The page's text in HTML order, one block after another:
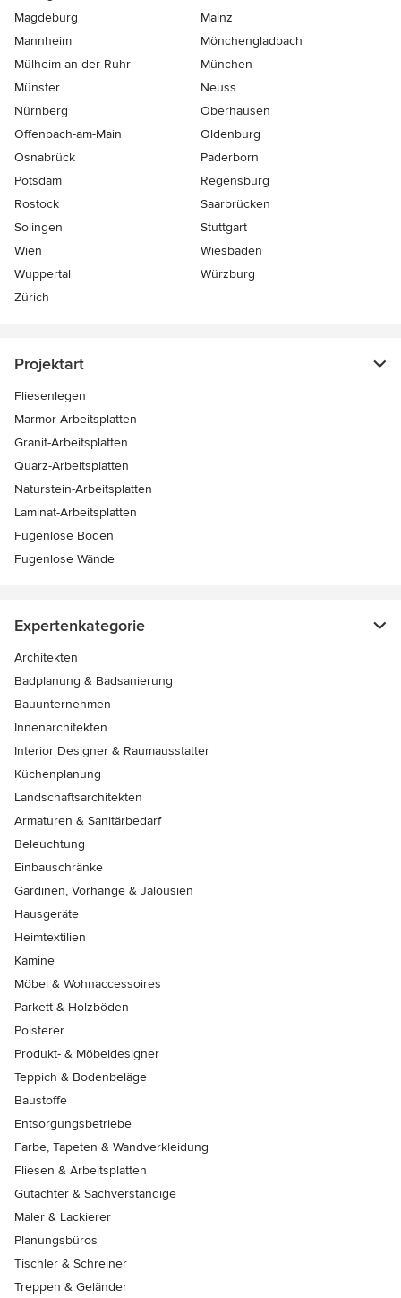
Magdeburg
Mainz
Mannheim
Mönchen­gladbach
Mülheim-an-der-Ruhr
München
Münster
Neuss
Nürnberg
Oberhausen
Offenbach-am-Main
Oldenburg
Osnabrück
Paderborn
Potsdam
Regensburg
Rostock
Saarbrücken
Solingen
Stuttgart
Wien
Wiesbaden
Wuppertal
Würzburg
Zürich
Projektart
Fliesenlegen
Marmor-Arbeitsplatten
Granit-Arbeitsplatten
Quarz-Arbeitsplatten
Naturstein-Arbeitsplatten
Laminat-Arbeitsplatten
Fugenlose Böden
Fugenlose Wände
Expertenkategorie
Architekten
Badplanung & Badsanierung
Bauunternehmen
Innenarchitekten
Interior Designer & Raumausstatter
Küchenplanung
Landschaftsarchitekten
Armaturen & Sanitärbedarf
Beleuchtung
Einbauschränke
Gardinen, Vorhänge & Jalousien
Hausgeräte
Heimtextilien
Kamine
Möbel & Wohnaccessoires
Parkett & Holzböden
Polsterer
Produkt- & Möbeldesigner
Teppich & Bodenbeläge
Baustoffe
Entsorgungsbetriebe
Farbe, Tapeten & Wandverkleidung
Fliesen & Arbeitsplatten
Gutachter & Sachverständige
Maler & Lackierer
Planungsbüros
Tischler & Schreiner
Treppen & Geländer